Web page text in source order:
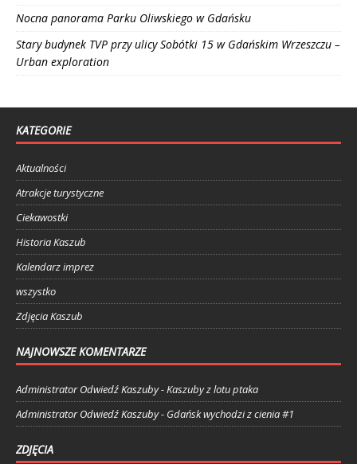
Nocna panorama Parku Oliwskiego w Gdańsku
Stary budynek TVP przy ulicy Sobótki 15 w Gdańskim Wrzeszczu –
Urban exploration
KATEGORIE
Aktualności
Atrakcje turystyczne
Ciekawostki
Historia Kaszub
Kalendarz imprez
wszystko
Zdjęcia Kaszub
NAJNOWSZE KOMENTARZE
Administrator Odwiedź Kaszuby-Kaszuby z lotu ptaka
Administrator Odwiedź Kaszuby- Gdańsk wychodzi z cienia #1
ZDJĘCIA